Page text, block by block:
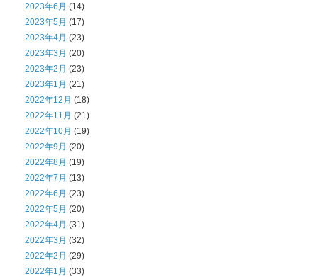
2023年6月 (14)
2023年5月 (17)
2023年4月 (23)
2023年3月 (20)
2023年2月 (23)
2023年1月 (21)
2022年12月 (18)
2022年11月 (21)
2022年10月 (19)
2022年9月 (20)
2022年8月 (19)
2022年7月 (13)
2022年6月 (23)
2022年5月 (20)
2022年4月 (31)
2022年3月 (32)
2022年2月 (29)
2022年1月 (33)